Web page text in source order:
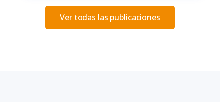
Ver todas las publicaciones